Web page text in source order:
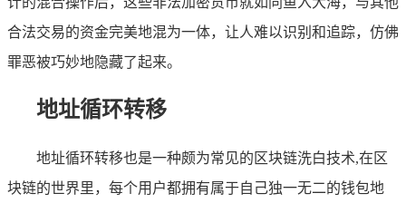
合法交易的资金完美地混为一体，让人难以识别和追踪，仿佛
罪恶被巧妙地隐藏了起来。
地址循环转移
地址循环转移也是一种颇为常见的区块链洗白技术,在区
块链的世界里，每个用户都拥有属于自己独一无二的钱包地